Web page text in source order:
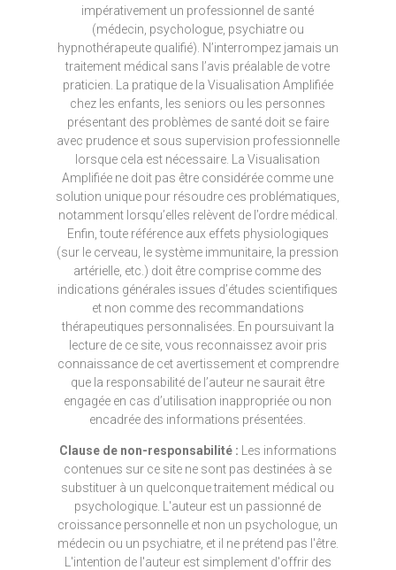
impérativement un professionnel de santé
(médecin, psychologue, psychiatre ou
hypnothérapeute qualifié). N’interrompez jamais un
traitement médical sans l’avis préalable de votre
praticien. La pratique de la Visualisation Amplifiée
chez les enfants, les seniors ou les personnes
présentant des problèmes de santé doit se faire
avec prudence et sous supervision professionnelle
lorsque cela est nécessaire. La Visualisation
Amplifiée ne doit pas être considérée comme une
solution unique pour résoudre ces problématiques,
notamment lorsqu’elles relèvent de l’ordre médical.
Enfin, toute référence aux effets physiologiques
(sur le cerveau, le système immunitaire, la pression
artérielle, etc.) doit être comprise comme des
indications générales issues d’études scientifiques
et non comme des recommandations
thérapeutiques personnalisées. En poursuivant la
lecture de ce site, vous reconnaissez avoir pris
connaissance de cet avertissement et comprendre
que la responsabilité de l’auteur ne saurait être
engagée en cas d’utilisation inappropriée ou non
encadrée des informations présentées.
Clause de non-responsabilité : Les informations
contenues sur ce site ne sont pas destinées à se
substituer à un quelconque traitement médical ou
psychologique. L'auteur est un passionné de
croissance personnelle et non un psychologue, un
médecin ou un psychiatre, et il ne prétend pas l'être.
L'intention de l'auteur est simplement d'offrir des